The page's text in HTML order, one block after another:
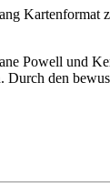
Powell und
den